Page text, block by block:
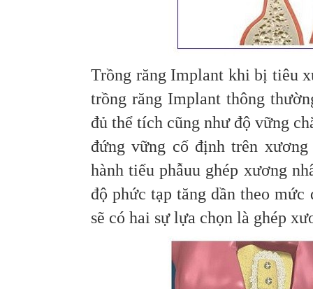
Trồng răng Implant khi bị tiêu
trồng răng Implant thông
đủ thể tích cũng như độ vững
đứng vững cố định trên
hành tiểu phẫuu ghép xương
độ phức tạp tăng dần theo
sẽ có hai sự lựa chọn là ghép